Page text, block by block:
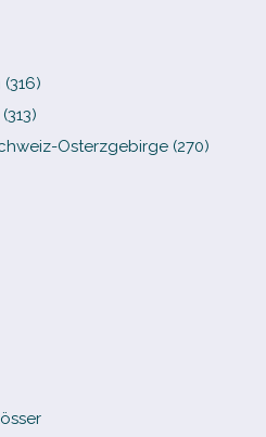
​Osterzgebirge (270)